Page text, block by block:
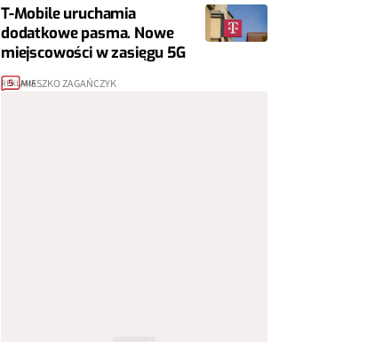
T-Mobile uruchamia
dodatkowe pasma. Nowe
miejscowości w zasięgu 5G
5 MIESZKO ZAGAŃCZYK